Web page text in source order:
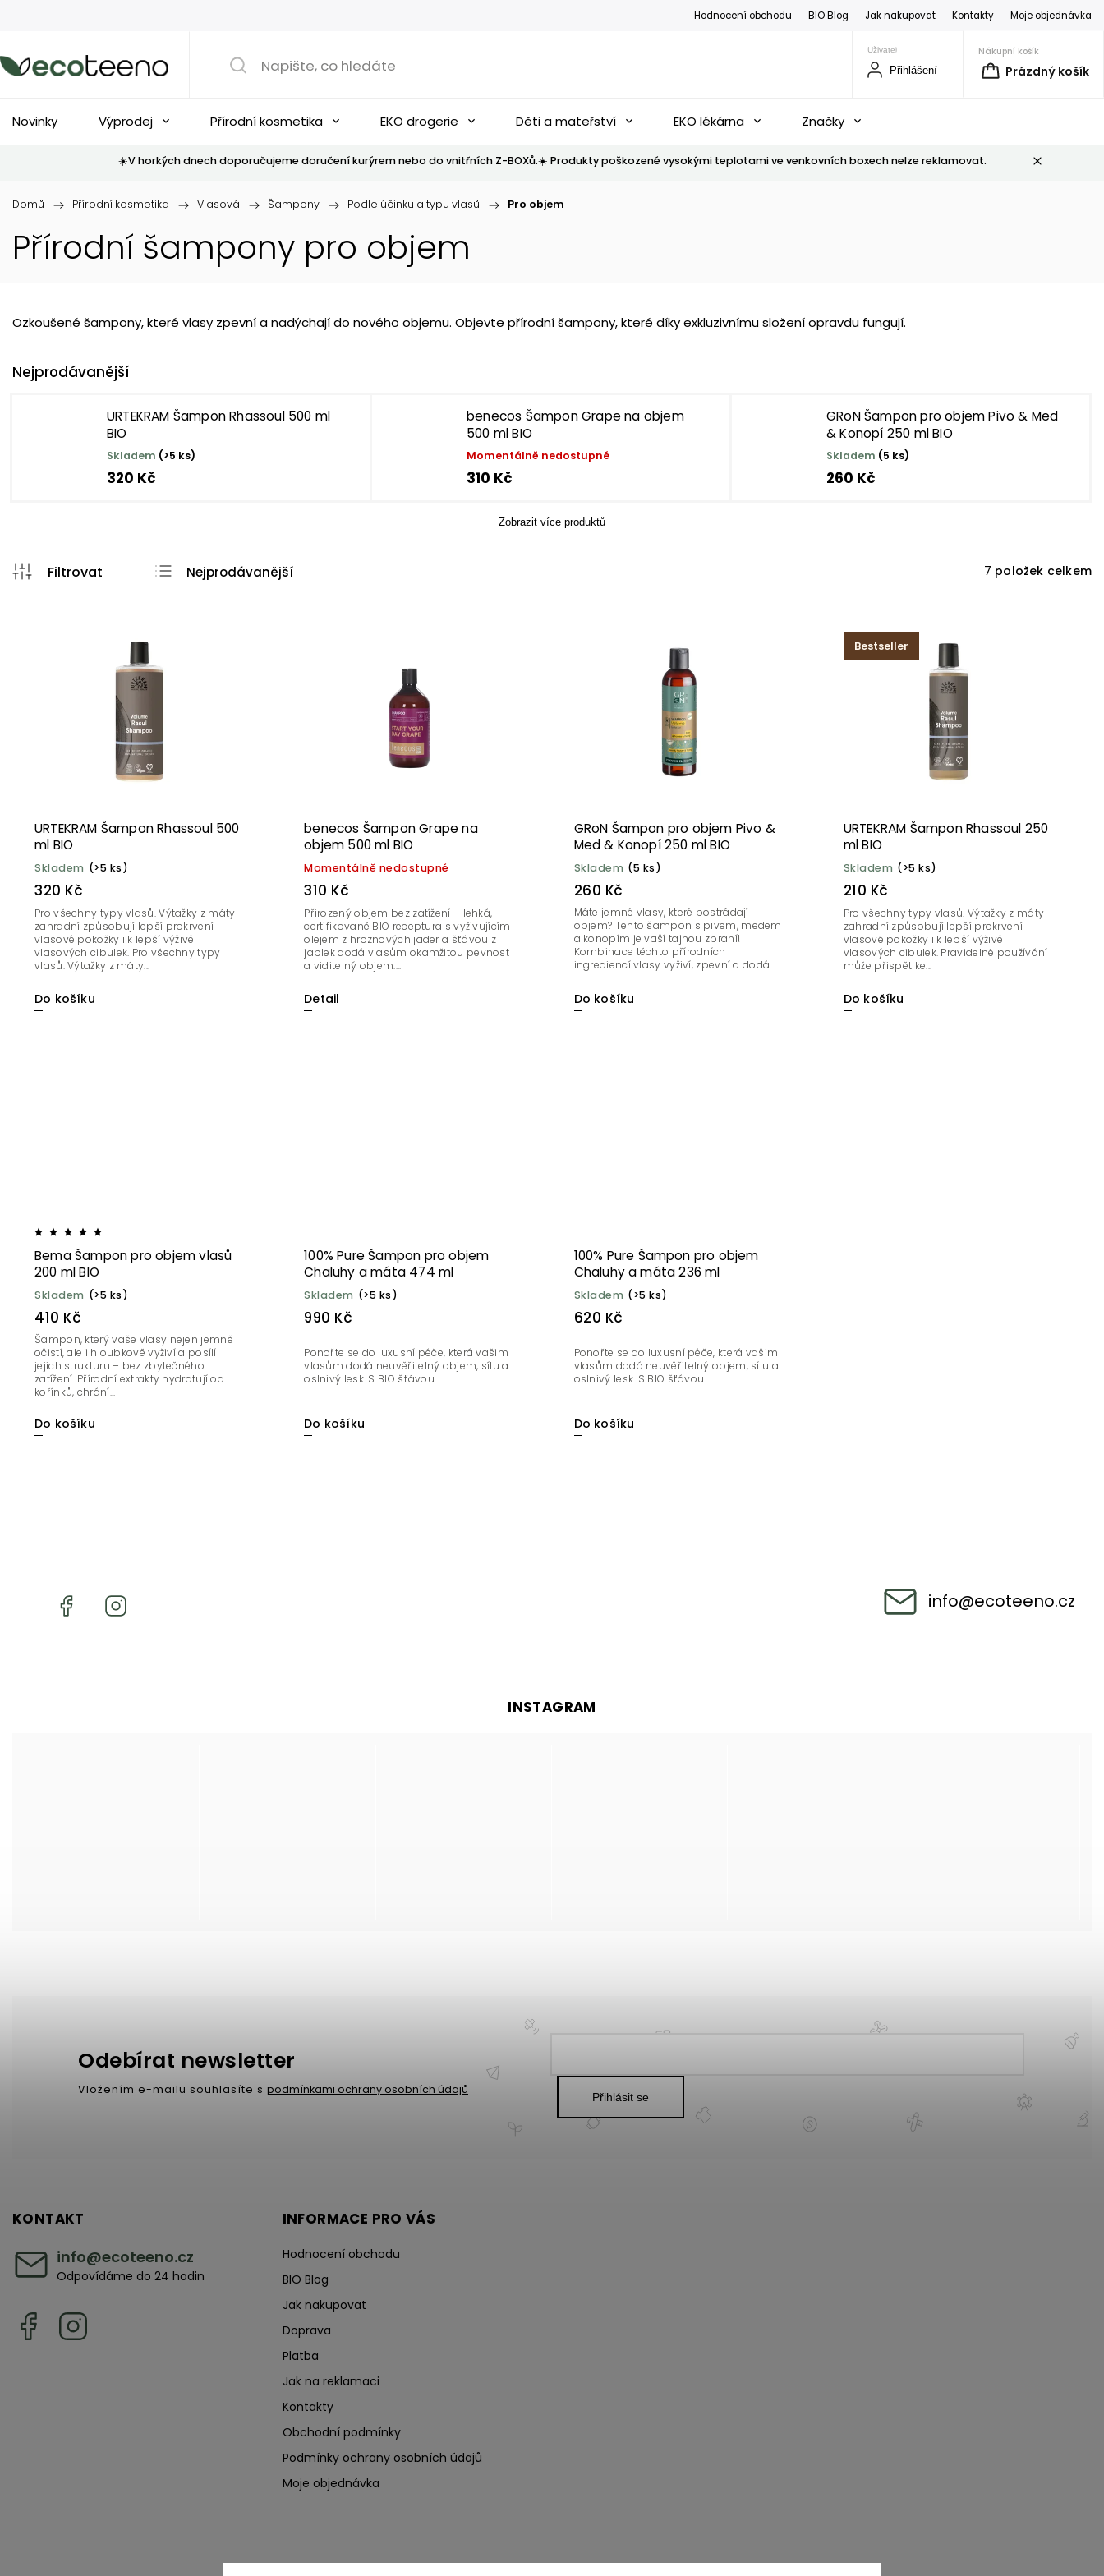
Hodnocení obchodu BIO Blog Jak nakupovat Kontakty Moje objednávka
Nákupní košík
Prázdný košík
Přihlášení
Novinky Výprodej Přírodní kosmetika EKO drogerie Děti a mateřství EKO lékárna Značky
☀️V horkých dnech doporučujeme doručení kurýrem nebo do vnitřních Z-BOXů.☀️ Produkty poškozené vysokými teplotami ve venkovních boxech nelze reklamovat.
Domů / Přírodní kosmetika / Vlasová / Šampony / Podle účinku a typu vlasů / Pro objem
Přírodní šampony pro objem
Ozkoušené šampony, které vlasy zpevní a nadýchají do nového objemu. Objevte přírodní šampony, které díky exkluzivnímu složení opravdu fungují.
Nejprodávanější
URTEKRAM Šampon Rhassoul 500 ml
BIO
Skladem (>5 ks)
320 Kč
benecos Šampon Grape na objem
500 ml BIO
Momentálně nedostupné
310 Kč
GRoN Šampon pro objem Pivo & Med
& Konopí 250 ml BIO
Skladem (5 ks)
260 Kč
Zobrazit více produktů
Nejprodávanější
7 položek celkem
URTEKRAM Šampon Rhassoul 500
ml BIO
Skladem (>5 ks)
320 Kč
Do košíku
Pro všechny typy vlasů. Výtažky z máty
zahradní způsobují lepší prokrvení
vlasové pokožky i k lepší výživě
vlasových cibulek. Pro všechny typy
vlasů. Výtažky z máty...
benecos Šampon Grape na
objem 500 ml BIO
Momentálně nedostupné
310 Kč
Detail
Přirozený objem bez zatížení – lehká,
certifikovaně BIO receptura s vyživujícím
olejem z hroznových jader a šťávou z
jablek dodá vlasům okamžitou pevnost
a viditelný objem....
GRoN Šampon pro objem Pivo &
Med & Konopí 250 ml BIO
Skladem (5 ks)
260 Kč
Do košíku
Máte jemné vlasy, které postrádají
objem? Tento šampon s pivem, medem
a konopím je vaší tajnou zbraní!
Kombinace těchto přírodních
ingrediencí vlasy vyživí, zpevní a dodá
Bestseller
URTEKRAM Šampon Rhassoul 250
ml BIO
Skladem (>5 ks)
210 Kč
Do košíku
Pro všechny typy vlasů. Výtažky z máty
zahradní způsobují lepší prokrvení
vlasové pokožky i k lepší výživě
vlasových cibulek. Pravidelné používání
může přispět ke...
Bema Šampon pro objem vlasů
200 ml BIO
Skladem (>5 ks)
410 Kč
Do košíku
Šampon, který vaše vlasy nejen jemně
očistí, ale i hloubkově vyživí a posílí
jejich strukturu – bez zbytečného
zatížení. Přírodní extrakty hydratují od
kořínků, chrání...
100% Pure Šampon pro objem
Chaluhy a máta 474 ml
Skladem (>5 ks)
990 Kč
Do košíku
Ponořte se do luxusní péče, která vašim
vlasům dodá neuvěřitelný objem, sílu a
oslnivý lesk. S BIO šťávou...
100% Pure Šampon pro objem
Chaluhy a máta 236 ml
Skladem (>5 ks)
620 Kč
Do košíku
Ponořte se do luxusní péče, která vašim
vlasům dodá neuvěřitelný objem, sílu a
oslnivý lesk. S BIO šťávou...
info@ecoteeno.cz
INSTAGRAM
KONTAKT
info@ecoteeno.cz
Odpovídáme do 24 hodin
Odebírat newsletter
Vložením e-mailu souhlasíte s podmínkami ochrany osobních údajů
Přihlásit se
INFORMACE PRO VÁS
Hodnocení obchodu
BIO Blog
Jak nakupovat
Doprava
Platba
Jak na reklamaci
Kontakty
Obchodní podmínky
Podmínky ochrany osobních údajů
Moje objednávka